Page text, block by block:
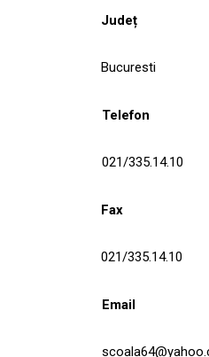
Județ
Bucuresti
Telefon
021/335.14.10
Fax
021/335.14.10
Email